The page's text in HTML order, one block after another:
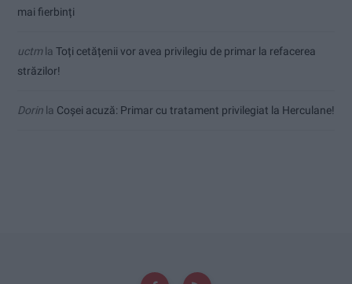
mai fierbinți
uctmla Toți cetățenii vor avea privilegiu de primar la refacerea
străzilor!
Dorin la Coșei acuză: Primar cu tratament privilegiat la Herculane!